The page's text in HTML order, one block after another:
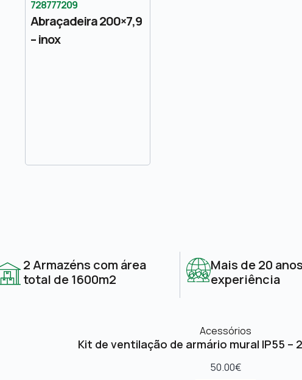
728777209
Abraçadeira 200×7,9
– inox
2 Armazéns com área
total de 1600m2
Mais de 20
experiência
Acessórios
Kit de ventilação de armário mural IP55 –
50.00€